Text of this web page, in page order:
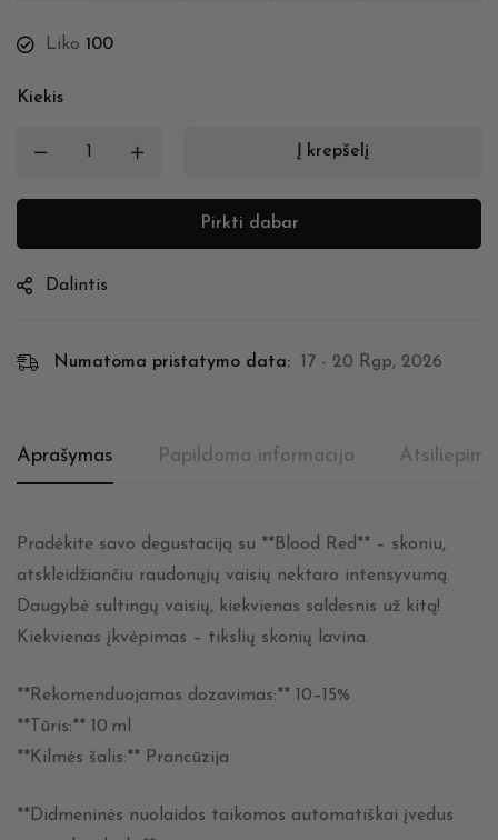
Liko 100
Kiekis
Į krepšelį
Pirkti dabar
Dalintis
Numatoma pristatymo data: 17 - 20 Rgp, 2026
Aprašymas Papildoma informacija
Pradėkite savo degustaciją su **Blood Red** – skoniu,
atskleidžiančiu raudonųjų vaisių nektaro intensyvumą.
Daugybė sultingų vaisių, kiekvienas saldesnis už kitą!
Kiekvienas įkvėpimas – tikslių skonių lavina.
**Rekomenduojamas dozavimas:** 10–15%
**Tūris:** 10 ml
**Kilmės šalis:** Prancūzija
**Didmeninės nuolaidos taikomos automatiškai įvedus